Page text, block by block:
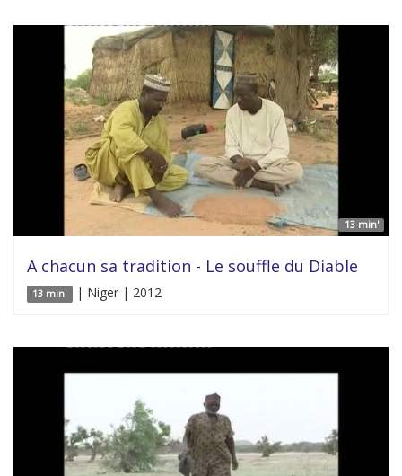
13 min'
A chacun sa tradition - Le souffle du Diable
13 min' | Niger | 2012